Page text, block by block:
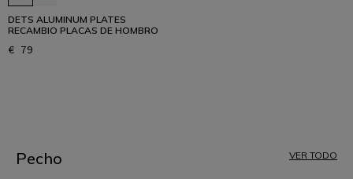
DETS ALUMINUM PLATES
RECAMBIO PLACAS DE HOMBRO
€ 79
Pecho VER TODO